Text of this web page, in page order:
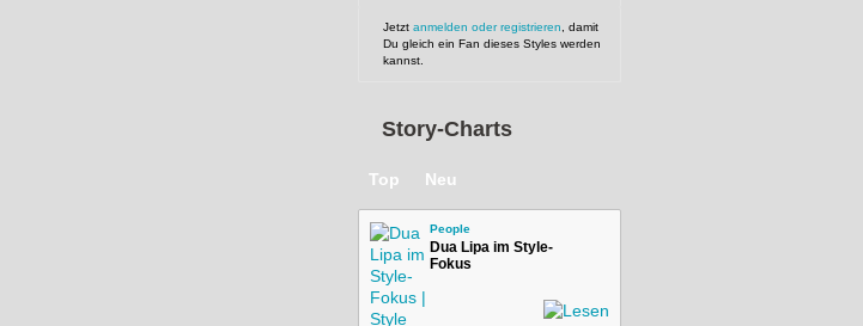
Jetzt anmelden oder registrieren , damit
Du gleich ein Fan dieses Styles werden
kannst.
Story-Charts
Top Neu
People
Dua Lipa im Style-
Fokus